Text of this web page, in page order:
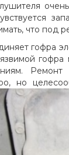
что под
гофра
но